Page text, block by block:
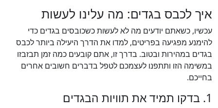
איך לכבס בגדים: מה עלינו לעשות
עכשיו, כשאתם יודעים מה לא לעשות כשכובסים בגדים כדי
להימנע מפגיעה בפריטים, למדו את הדרך היעילה ביותר לכבס
בגדים במהירות ובטוב. בדרך זו, אתם קובעים כמה זמן תבזבזו
במשימה הזו ותתפנו לעצמכם לטפל בדברים חשובים אחרים
בחייכם.
1. בדקו תמיד את תוויות הבגדים